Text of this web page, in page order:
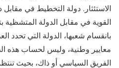
الاستئثار. دولة التخطيط في مقابل
القوية في مقابل الدولة
بانقسام شعبها، الدولة التي تحدد
معايير وطنية، وليس لحساب هذه
الفريق السياسي أو ذاك، بحيث